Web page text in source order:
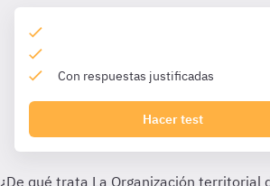
Con respuestas justificadas
Hacer test